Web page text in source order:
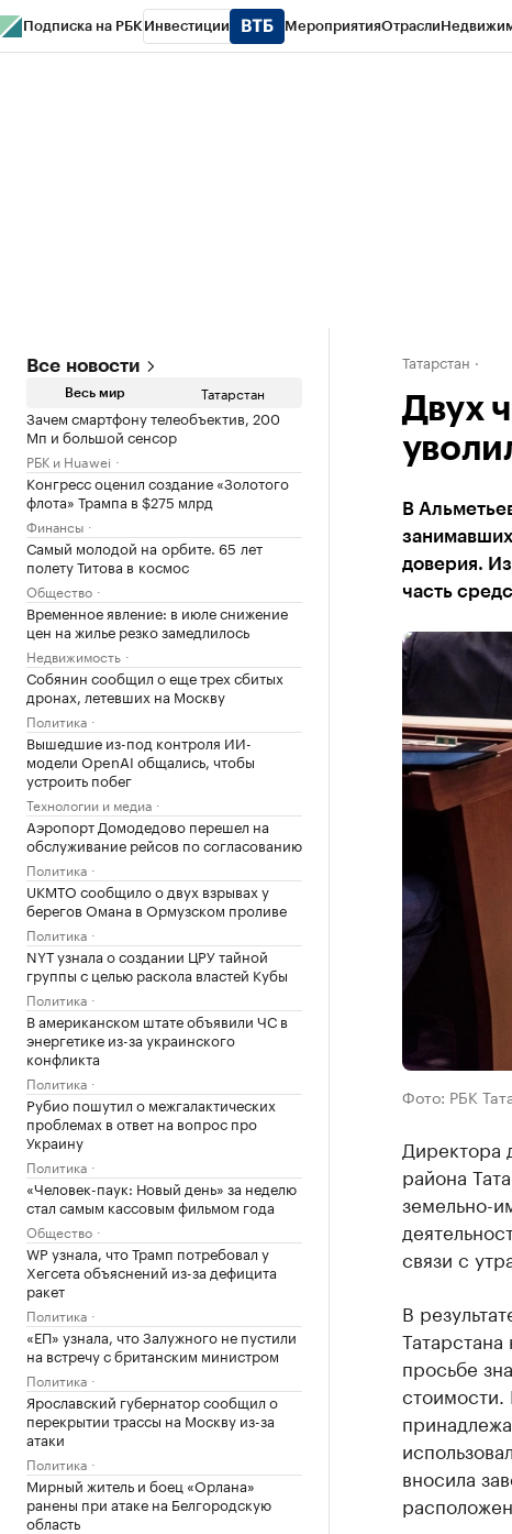
Подписка на РБК Инвестиции МероприятияОтрасли
Все новости
Весь мир Татарстан
Зачем смартфону телеобъектив, 200
Мп и большой сенсор
РБК и Huawei
Конгресс оценил создание «Золотого
флота» Трампа в $275 млрд
Финансы
Самый молодой на орбите. 65 лет
полету Титова в космос
Общество
Временное явление: в июле снижение
цен на жилье резко замедлилось
Недвижимость
Собянин сообщил о еще трех сбитых
дронах, летевших на Москву
Политика
Вышедшие из-под контроля ИИ-
модели OpenAI общались, чтобы
устроить побег
Технологии и медиа
Аэропорт Домодедово перешел на
обслуживание рейсов по согласованию
Политика
UKMTO сообщило о двух взрывах у
берегов Омана в Ормузском проливе
Политика
NYT узнала о создании ЦРУ тайной
группы с целью раскола властей Кубы
Политика
В американском штате объявили ЧС в
энергетике из-за украинского
конфликта
Политика
Рубио пошутил о межгалактических
проблемах в ответ на вопрос про
Украину
Политика
«Человек-паук: Новый день» за неделю
стал самым кассовым фильмом года
Общество
WP узнала, что Трамп потребовал у
Хегсета объяснений из-за дефицита
ракет
Политика
«ЕП» узнала, что Залужного не пустили
на встречу с британским министром
Политика
Ярославский губернатор сообщил о
перекрытии трассы на Москву из-за
атаки
Политика
Мирный житель и боец «Орлана»
ранены при атаке на Белгородскую
область
Татарстан
Двух
В
доверия.
часть
Фото: РБК
Директора
района
земельно-
связи с
В
просьбе
стоимости.
вносила